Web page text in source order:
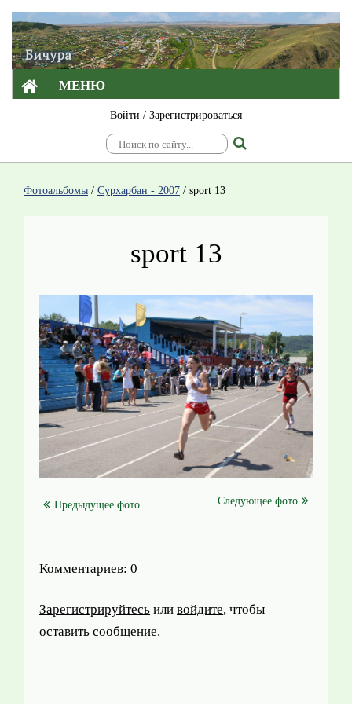
МЕНЮ
Войти / Зарегистрироваться
Фотоальбомы / Сурхарбан - 2007 / sport 13
sport 13
Предыдущее фото Следующее фото
Комментариев: 0
Зарегистрируйтесь или войдите, чтобы
оставить сообщение.